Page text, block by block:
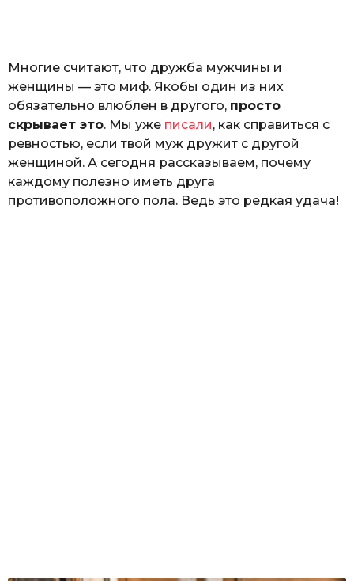
Многие считают, что дружба мужчины и
женщины — это миф. Якобы один из них
обязательно влюблен в другого, просто
скрывает это. Мы уже писали, как справиться с
ревностью, если твой муж дружит с другой
женщиной. А сегодня рассказываем, почему
каждому полезно иметь друга
противоположного пола. Ведь это редкая удача!